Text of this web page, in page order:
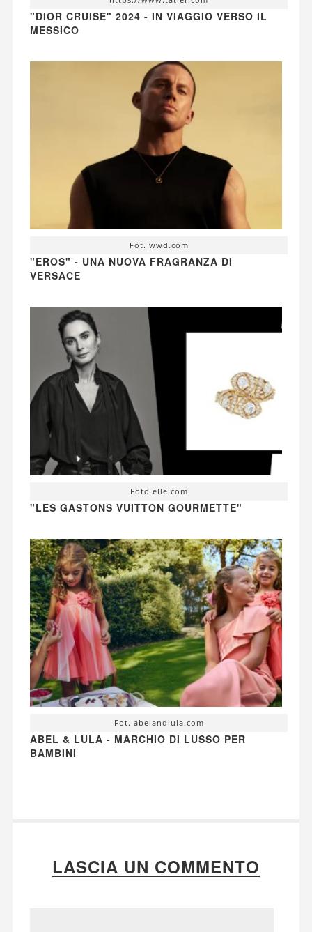
"DIOR CRUISE" 2024 - IN VIAGGIO VERSO IL
MESSICO
Fot. wwd.com
"EROS" - UNA NUOVA FRAGRANZA DI
VERSACE
Foto elle.com
"LES GASTONS VUITTON GOURMETTE"
Fot. abelandlula.com
ABEL & LULA - MARCHIO DI LUSSO PER
BAMBINI
LASCIA UN COMMENTO